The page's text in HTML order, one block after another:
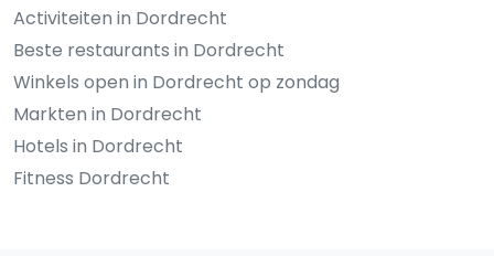
Activiteiten in Dordrecht
Beste restaurants in Dordrecht
Winkels open in Dordrecht op zondag
Markten in Dordrecht
Hotels in Dordrecht
Fitness Dordrecht